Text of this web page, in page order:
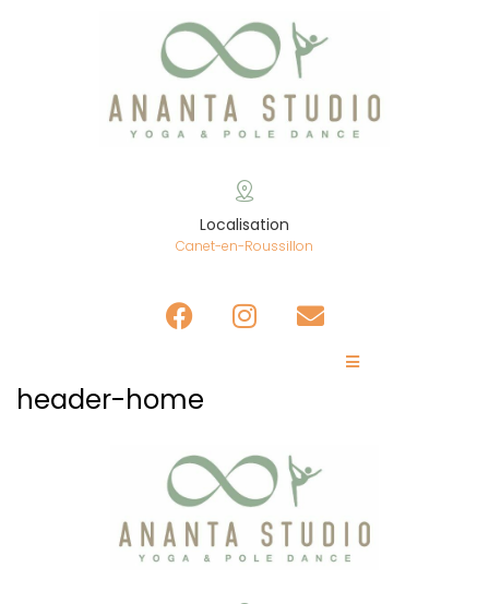
Localisation
Canet-en-Roussillon
header-home